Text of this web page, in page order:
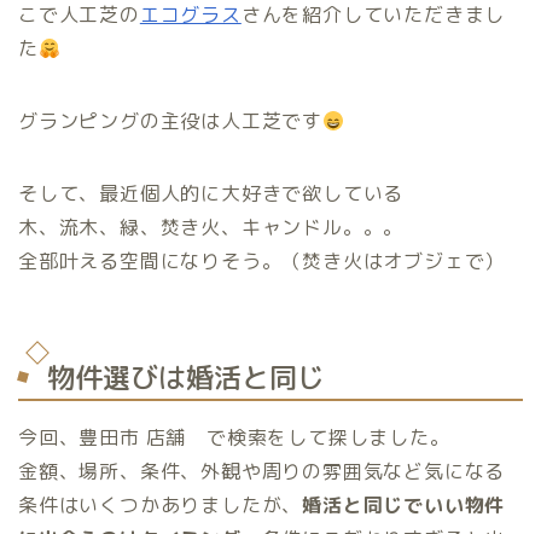
こで人工芝の エコグラス さんを紹介していただきまし
た
グランピングの主役は人工芝です
そして、最近個人的に大好きで欲している
木、流木、緑、焚き火、キャンドル。。。
全部叶える空間になりそう。（焚き火はオブジェで）
物件選びは婚活と同じ
今回、豊田市 店舗 で検索をして探しました。
金額、場所、条件、外観や周りの雰囲気など気になる
条件はいくつかありましたが、婚活と同じでいい物件